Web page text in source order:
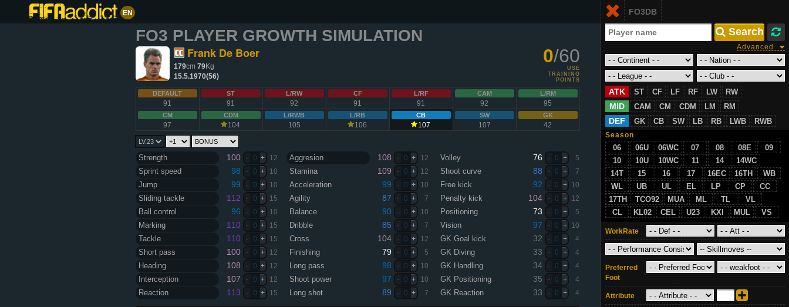
EN EN
FO3DB
Search
Advanced
ATK ST CF LF RF LW RW
MID CAM CM CDM LM RM
DEF GK CB SW LB RB LWB RWB
Season
06 06U 06WC 07 08 08E
09
10
10U 10WC 11 14
14WC
14T
15 16 17 16EC 16TH
WB
WL
UB UL EL LP CP
CC
17TH
TCO92 MUA ML TL
VL
CL
KL02 CEL U23 KXI MUL VS
WorkRate
Preferred
Foot
Attribute
FO3 PLAYER GROWTH SIMULATION
Frank De Boer
179cm79Kg
15.5.1970(56)
0/60
USE
TRAINING
POINTS
DEFAULT
91
ST
91
L/RW
92
CF
91
L/RF
91
CAM
92
L/RM
95
CM
97
CDM
104
L/RWB
105
L/RB
106
CB
107
SW
107
GK
42
Strength 100 - 0 + 12
Sprint speed 98 - 0 + 10
Jump 99 - 0 + 10
Sliding tackle 112 - 0 + 15
Ball control 96 - 0 + 10
Marking 110 - 0 + 15
Tackle 110 - 0 + 15
Short pass 100 - 0 + 12
Heading 108 - 0 + 12
Interception 107 - 0 + 12
Reaction 113 - 0 + 15
Aggresion 108 - 0 + 12
Stamina 109 - 0 + 12
Acceleration 99 - 0 + 10
Agility 87 - 0 + 7
Balance 90 - 0 + 10
Dribble 85 - 0 + 7
Cross 104 - 0 + 12
Finishing 79 - 0 + 5
Long pass 98 - 0 + 10
Shoot power 97 - 0 + 10
Long shot 89 - 0 + 7
Volley 76 - 0 + 5
Shoot curve 88 - 0 + 7
Free kick 92 - 0 + 10
Penalty kick 104 - 0 + 12
Positioning 73 - 0 + 5
Vision 97 - 0 + 10
GK Goal kick 32 - 0 + 4
GK Diving 33 - 0 + 4
GK Handling 34 - 0 + 4
GK Positioning 35 - 0 + 4
GK Reaction 33 - 0 + 4